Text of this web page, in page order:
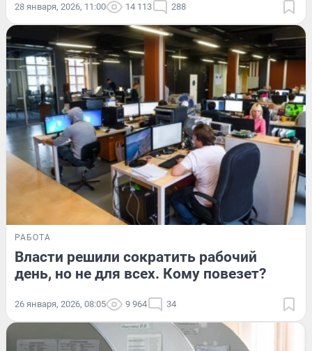
28 января, 2026, 11:00 14 113 288
РАБОТА
Власти решили сократить рабочий
день, но не для всех. Кому повезет?
26 января, 2026, 08:05 9 964 34